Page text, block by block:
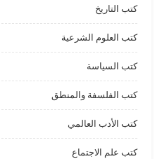
كتب التاريخ
كتب العلوم الشرعية
كتب السياسة
كتب الفلسفة والمنطق
كتب الأدب العالمي
كتب علم الاجتماع